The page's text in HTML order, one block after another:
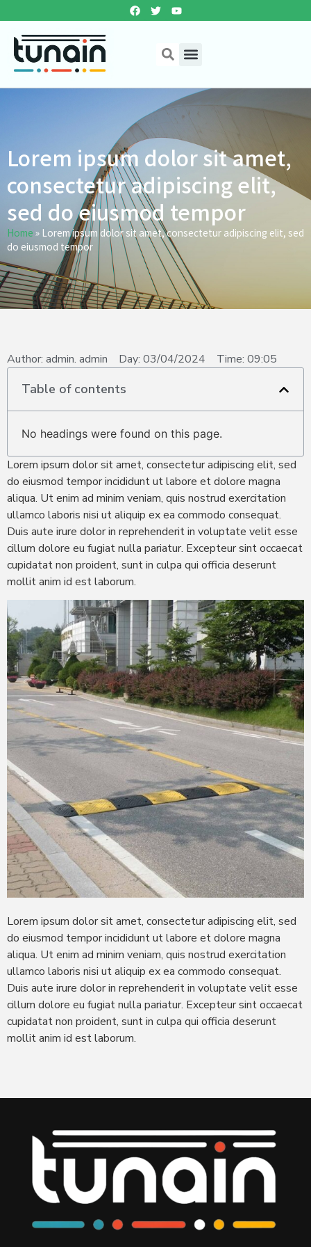
Lorem ipsum dolor sit amet,
consectetur adipiscing elit,
sed do eiusmod tempor
Home » Lorem ipsum dolor sit amet, consectetur adipiscing elit, sed
do eiusmod tempor
Author: admin. admin Day: 03/04/2024 Time: 09:05
Table of contents
No headings were found on this page.
Lorem ipsum dolor sit amet, consectetur adipiscing elit, sed
do eiusmod tempor incididunt ut labore et dolore magna
aliqua. Ut enim ad minim veniam, quis nostrud exercitation
ullamco laboris nisi ut aliquip ex ea commodo consequat.
Duis aute irure dolor in reprehenderit in voluptate velit esse
cillum dolore eu fugiat nulla pariatur. Excepteur sint occaecat
cupidatat non proident, sunt in culpa qui officia deserunt
mollit anim id est laborum.
Lorem ipsum dolor sit amet, consectetur adipiscing elit, sed
do eiusmod tempor incididunt ut labore et dolore magna
aliqua. Ut enim ad minim veniam, quis nostrud exercitation
ullamco laboris nisi ut aliquip ex ea commodo consequat.
Duis aute irure dolor in reprehenderit in voluptate velit esse
cillum dolore eu fugiat nulla pariatur. Excepteur sint occaecat
cupidatat non proident, sunt in culpa qui officia deserunt
mollit anim id est laborum.